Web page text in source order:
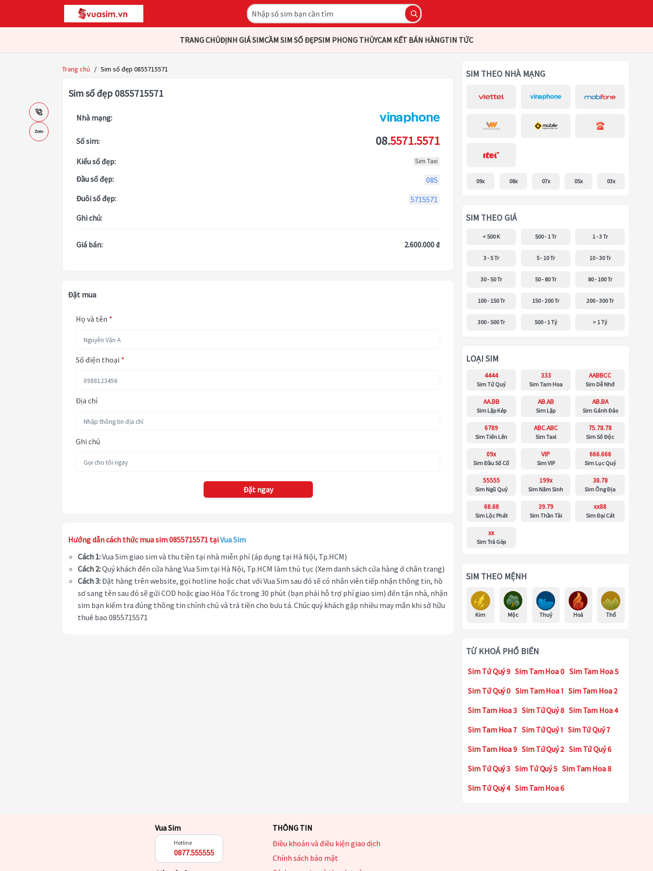
TRANG CHỦĐỊNH GIÁ SIMCẦM SIM SỐ ĐẸPSIM PHONG THỦYCAM KẾT BÁN HÀNGTIN TỨC
Trang chủ / Sim số đẹp 0855715571
Sim số đẹp 0855715571
Nhà mạng:
Số sim: 08.5571.5571
Kiểu số đẹp: Sim Taxi
Đầu số đẹp:
085
Đuôi số đẹp:
5715571
Ghi chú:
Giá bán: 2.600.000 ₫
Đặt mua
Họ và tên *
Số điện thoại *
Địa chỉ
Ghi chú
Đặt ngay
Hướng dẫn cách thức mua sim 0855715571 tạiVua Sim
Cách 1:Vua Sim giao sim và thu tiền tại nhà miễn phí (áp dụng tại Hà Nội, Tp.HCM)
Cách 2:Quý khách đến cửa hàng Vua Sim tại Hà Nội, Tp.HCM làm thủ tục (Xem danh sách cửa hàng ở chân trang)
Cách 3:Đặt hàng trên website, gọi hotline hoặc chat với Vua Sim sau đó sẽ có nhân viên tiếp nhận thông tin, hồ
sơ sang tên sau đó sẽ gửi COD hoặc giao Hỏa Tốc trong 30 phút (bạn phải hỗ trợ phí giao sim) đến tận nhà, nhận
sim bạn kiểm tra đúng thông tin chính chủ và trả tiền cho bưu tá. Chúc quý khách gặp nhiều may mắn khi sở hữu
thuê bao 0855715571
SIM THEO NHÀ MẠNG
09x 08x 07x 05x 03x
SIM THEO GIÁ
< 500 K 500 - 1 Tr 1 - 3 Tr
3 - 5 Tr 5 - 10 Tr 10 - 30 Tr
30 - 50 Tr 50 - 80 Tr 80 - 100 Tr
100 - 150 Tr 150 - 200 Tr 200 - 300 Tr
300 - 500 Tr 500 - 1 Tỷ > 1 Tỷ
LOẠI SIM
4444
Sim Tứ Quý
333
Sim Tam Hoa
AABBCC
Sim Dễ Nhớ
AA.BB
Sim Lặp Kép
AB.AB
Sim Lặp
AB.BA
Sim Gánh Đảo
6789
Sim Tiến Lên
ABC.ABC
Sim Taxi
75.78.78
Sim Số Độc
09x
Sim Đầu Số Cổ
VIP
Sim VIP
666.666
Sim Lục Quý
55555
Sim Ngũ Quý
199x
Sim Năm Sinh
38.78
Sim Ông Địa
68.68
Sim Lộc Phát
39.79
Sim Thần Tài
xx88
Sim Đại Cát
xx
Sim Trả Góp
SIM THEO MỆNH
Kim Mộc Thuỷ Hoả Thổ
TỪ KHOÁ PHỔ BIẾN
Sim Tứ Quý 9 Sim Tam Hoa 0 Sim Tam Hoa 5
Sim Tứ Quý 0 Sim Tam Hoa 1 Sim Tam Hoa 2
Sim Tam Hoa 3 Sim Tứ Quý 8 Sim Tam Hoa 4
Sim Tam Hoa 7 Sim Tứ Quý 1 Sim Tứ Quý 7
Sim Tam Hoa 9 Sim Tứ Quý 2 Sim Tứ Quý 6
Sim Tứ Quý 3 Sim Tứ Quý 5 Sim Tam Hoa 8
Sim Tứ Quý 4 Sim Tam Hoa 6
Vua Sim
Hotline
0877.555555
THÔNG TIN
Điều khoản và điều kiện giao dịch
Chính sách bảo mật